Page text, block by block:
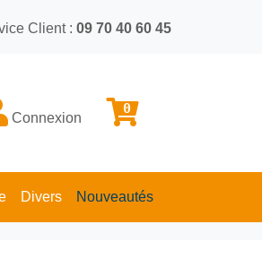
Client : 09 70 40 60 45
Connexion
0
Divers Nouveautés